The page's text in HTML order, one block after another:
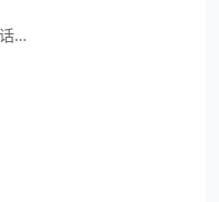
在线庭审、视频调解、谈话、公证